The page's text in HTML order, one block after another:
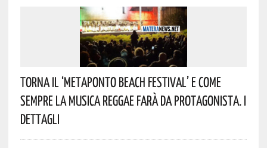
Torna Il ‘Metaponto Beach Festival’ E Come
Sempre La Musica Reggae Farà Da Protagonista. I
Dettagli